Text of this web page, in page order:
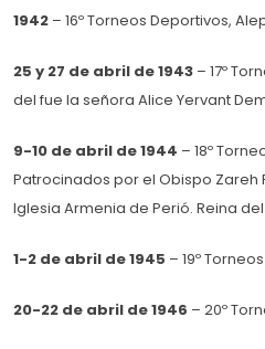
1942 – 16º Torneos Deportivos,
25 y 27 de abril de 1943 – 17º
del fue la señora Alice Yervant
9-10 de abril de 1944 – 18º
Patrocinados por el Obispo Zareh
Iglesia Armenia de Perió. Reina
1-2 de abril de 1945 – 19º
20-22 de abril de 1946 – 20º